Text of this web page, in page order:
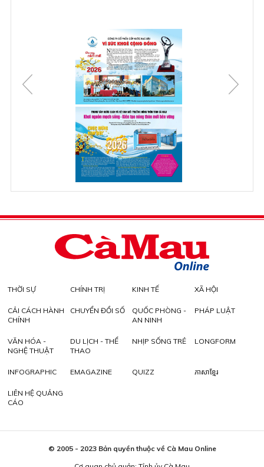
THỜI SỰ CHÍNH TRỊ KINH TẾ XÃ HỘI
CẢI CÁCH HÀNH
CHÍNH
CHUYỂN ĐỔI SỐ
QUỐC PHÒNG -
AN NINH
PHÁP LUẬT
VĂN HÓA -
NGHỆ THUẬT
DU LỊCH - THỂ
THAO
NHỊP SỐNG TRẺ LONGFORM
INFOGRAPHIC EMAGAZINE QUIZZ ភាសាខ្មែរ
LIÊN HỆ QUẢNG
CÁO
© 2005 - 2023 Bản quyền thuộc về Cà Mau Online